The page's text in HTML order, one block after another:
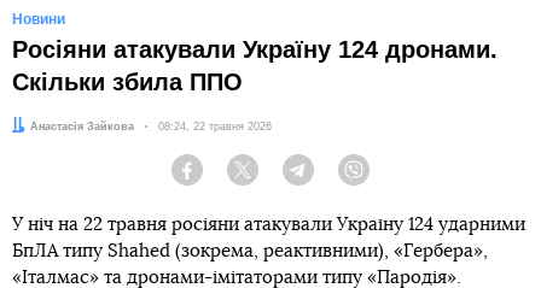
Новини
Росіяни атакували Україну 124 дронами.
Скільки збила ППО
Автор:
Анастасія Зайкова Дата:
08:24, 22 травня 2026
Facebook Twitter Telegram
У ніч на 22 травня росіяни атакували Україну 124 ударними
БпЛА типу Shahed (зокрема, реактивними), «Гербера»,
«Італмас» та дронами-імітаторами типу «Пародія».